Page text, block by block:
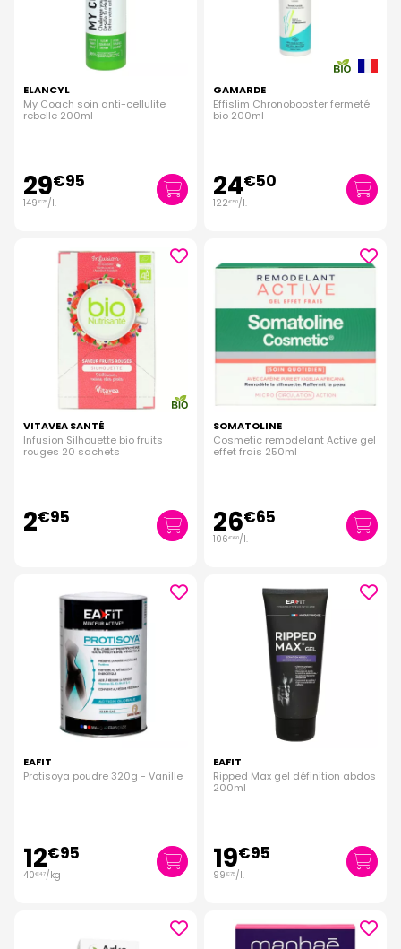
ELANCYL
My Coach soin anti-cellulite
rebelle 200ml
29€95
149€75/l.
GAMARDE
Effislim Chronobooster fermeté
bio 200ml
24€50
122€50/l.
VITAVEA SANTÉ
Infusion Silhouette bio fruits
rouges 20 sachets
2€95
SOMATOLINE
Cosmetic remodelant Active gel
effet frais 250ml
26€65
106€60/l.
EAFIT
Protisoya poudre 320g - Vanille
12€95
40€47/kg
EAFIT
Ripped Max gel définition abdos
200ml
19€95
99€75/l.